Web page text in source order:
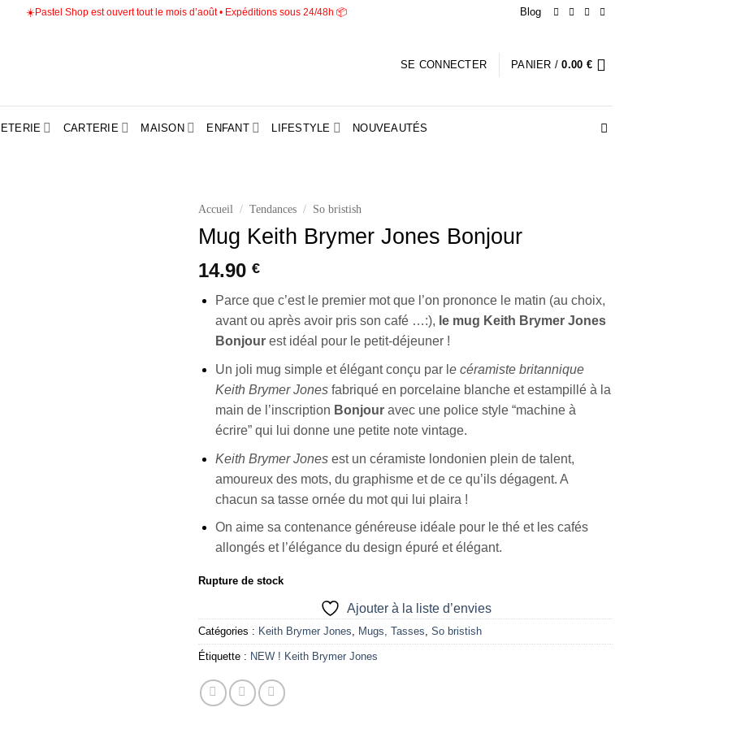
☀️Pastel Shop est ouvert tout le mois d’août • Expéditions sous 24/48h 📦 Blog
SE CONNECTER PANIER /0.00 €
CARTERIE MAISON ENFANT LIFESTYLE NOUVEAUTÉS
Accueil / Tendances / So bristish
Mug Keith Brymer Jones Bonjour
14.90 €
Parce que c’est le premier mot que l’on prononce le matin (au choix,
avant ou après avoir pris son café …:), le mug Keith Brymer Jones
Bonjour est idéal pour le petit-déjeuner !
Un joli mug simple et élégant conçu par l e céramiste britannique
Keith Brymer Jonesfabriqué en porcelaine blanche et estampillé à la
main de l’inscription Bonjouravec une police style “machine à
écrire” qui lui donne une petite note vintage.
Keith Brymer Jonesest un céramiste londonien plein de talent,
amoureux des mots, du graphisme et de ce qu’ils dégagent. A
chacun sa tasse ornée du mot qui lui plaira !
On aime sa contenance généreuse idéale pour le thé et les cafés
allongés et l’élégance du design épuré et élégant.
Rupture de stock
Ajouter à la liste d’envies
Catégories : Keith Brymer Jones Mugs, Tasses So bristish
Étiquette : NEW ! Keith Brymer Jones